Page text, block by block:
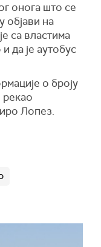
онога што се
објави на
са властима
да је аутобус
о броју
рекао
Лопез.